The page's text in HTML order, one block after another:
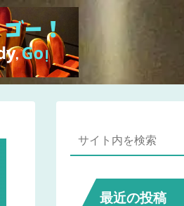
最近の投稿